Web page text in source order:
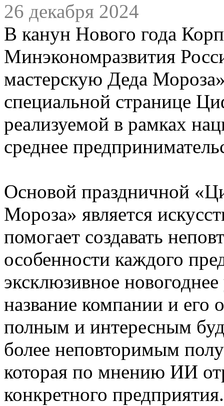
26 декабря 2024
В канун Нового года
Минэкономразвития
мастерскую Деда
специальной странице
реализуемой в рамках
среднее
Основой праздничной
Мороза» является
помогает создавать
особенности каждого
эксклюзивное
название компании и его
полным и интересным
более неповторимым
которая по мнению ИИ
конкретного предприятия.